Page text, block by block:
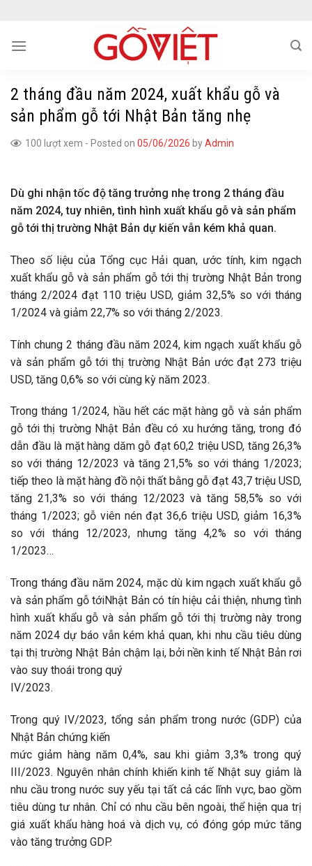
content
2 tháng đầu năm 2024, xuất khẩu gỗ và
sản phẩm gỗ tới Nhật Bản tăng nhẹ
100 lượt xem - Posted on 05/06/2026 byAdmin
Dù ghi nhận tốc độ tăng trưởng nhẹ trong 2 tháng đầu
năm 2024, tuy nhiên, tình hình xuất khẩu gỗ và sản phẩm
gỗ tới thị trường Nhật Bản dự kiến vẫn kém khả quan.
Theo số liệu của Tổng cục Hải quan, ước tính, kim ngạch
xuất khẩu gỗ và sản phẩm gỗ tới thị trường Nhật Bản trong
tháng 2/2024 đạt 110 triệu USD, giảm 32,5% so với tháng
1/2024 và giảm 22,7% so với tháng 2/2023.
Tính chung 2 tháng đầu năm 2024, kim ngạch xuất khẩu gỗ
và sản phẩm gỗ tới thị trường Nhật Bản ước đạt 273 triệu
USD, tăng 0,6% so với cùng kỳ năm 2023.
Trong tháng 1/2024, hầu hết các mặt hàng gỗ và sản phẩm
gỗ tới thị trường Nhật Bản đều có xu hướng tăng, trong đó
dẫn đầu là mặt hàng dăm gỗ đạt 60,2 triệu USD, tăng 26,3%
so với tháng 12/2023 và tăng 21,5% so với tháng 1/2023;
tiếp theo là mặt hàng đồ nội thất bằng gỗ đạt 43,7 triệu USD,
tăng 21,3% so với tháng 12/2023 và tăng 58,5% so với
tháng 1/2023; gỗ viên nén đạt 36,6 triệu USD, giảm 16,3%
so với tháng 12/2023, nhưng tăng 4,2% so với tháng
1/2023…
Trong tháng đầu năm 2024, mặc dù kim ngạch xuất khẩu gỗ
và sản phẩm gỗ tớiNhật Bản có tín hiệu cải thiện, nhưng tình
hình xuất khẩu gỗ và sản phẩm gỗ tới thị trường này trong
năm 2024 dự báo vẫn kém khả quan, khi nhu cầu tiêu dùng
tại thị trường Nhật Bản chậm lại, bởi nền kinh tế Nhật Bản rơi
vào suy thoái trong quý
IV/2023.
Trong quý IV/2023, tổng sản phẩm trong nước (GDP) của
Nhật Bản chứng kiến
mức giảm hàng năm 0,4%, sau khi giảm 3,3% trong quý
III/2023. Nguyên nhân chính khiến kinh tế Nhật suy giảm là
nhu cầu trong nước suy yếu tại tất cả các lĩnh vực, bao gồm
tiêu dùng tư nhân. Chỉ có nhu cầu bên ngoài, thể hiện qua trị
giá xuất khẩu hàng hoá và dịch vụ, có đóng góp mức tăng
vào tăng trưởng GDP.